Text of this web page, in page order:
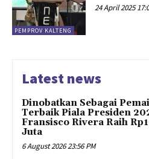
PEMPROV KALTENG
24 April 2025
Latest news
Dinobatkan Sebagai
Terbaik Piala Presiden
Fransisco Rivera Raih
Juta
6 August 2026 23:56 PM